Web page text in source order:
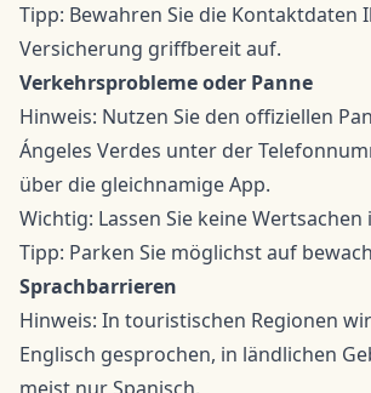
Tipp: Bewahren Sie die Kontaktdaten
Versicherung griffbereit auf.
Verkehrsprobleme oder Panne
Hinweis: Nutzen Sie den offiziellen
Ángeles Verdes unter der
über die gleichnamige App.
Wichtig: Lassen Sie keine Wertsachen
Tipp: Parken Sie möglichst auf
Sprachbarrieren
Hinweis: In touristischen Regionen
Englisch gesprochen, in ländlichen